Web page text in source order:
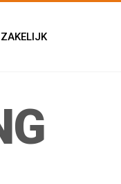
ZAKELIJK